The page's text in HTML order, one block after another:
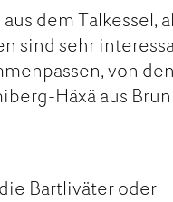
dem Talkessel,
sind sehr
von
Häxä aus
Bartliväter oder